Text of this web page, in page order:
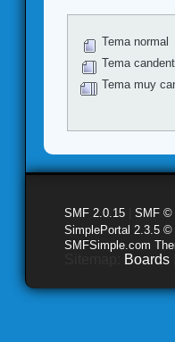
Tema normal
Tema
Tema muy
SMF 2.0.15 SMF ©
SimplePortal 2.3.5 ©
SMFSimple.com
Boards